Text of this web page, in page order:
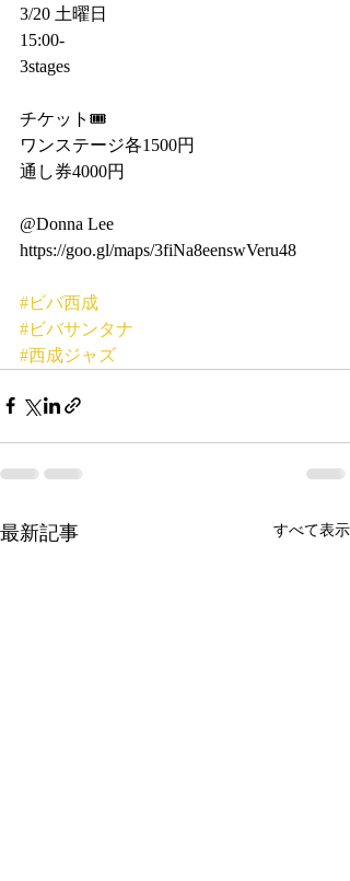
3/20 土曜日
15:00-
3stages
チケット🎟
ワンステージ各1500円
通し券4000円
@Donna Lee
https://goo.gl/maps/3fiNa8eenswVeru48
#ビバ西成
#ビバサンタナ
#西成ジャズ
最新記事 すべて表示